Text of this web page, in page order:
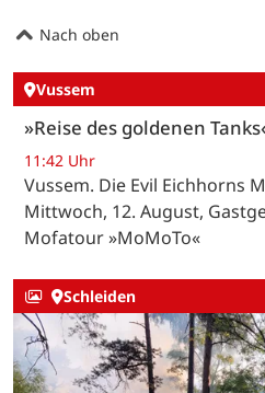
Nach oben
Vussem
»Reise des goldenen
11:42 Uhr
Vussem. Die Evil Eichhorns
Mittwoch, 12. August,
Mofatour »MoMoTo«
Schleiden